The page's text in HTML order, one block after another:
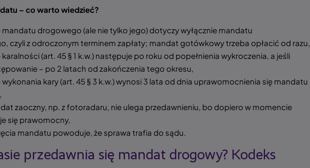
– co warto wiedzieć?
mandatu drogowego (ale nie tylko jego) dotyczy wyłącznie mandatu
czyli z odroczonym terminem zapłaty; mandat gotówkowy trzeba opłacić od razu,
(art. 45 § 1 k.w.) następuje po roku od popełnienia wykroczenia, a jeśli
– po 2 latach od zakończenia tego okresu,
kary (art. 45 § 3 k.w.) wynosi 3 lata od dnia uprawomocnienia się mandatu
zaoczny, np. z fotoradaru, nie ulega przedawnieniu, bo dopiero w momencie
się prawomocny,
mandatu powoduje, że sprawa trafia do sądu.
przedawnia się mandat drogowy? Kodeks